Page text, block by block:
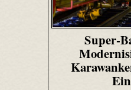
Super-